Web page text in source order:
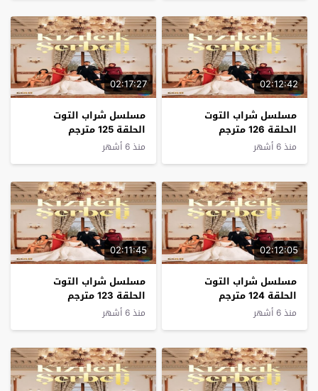
02:12:42
مسلسل شراب التوت
الحلقة 126 مترجم
منذ 6 أشهر
02:17:27
مسلسل شراب التوت
الحلقة 125 مترجم
منذ 6 أشهر
02:12:05
مسلسل شراب التوت
الحلقة 124 مترجم
منذ 6 أشهر
02:11:45
مسلسل شراب التوت
الحلقة 123 مترجم
منذ 6 أشهر